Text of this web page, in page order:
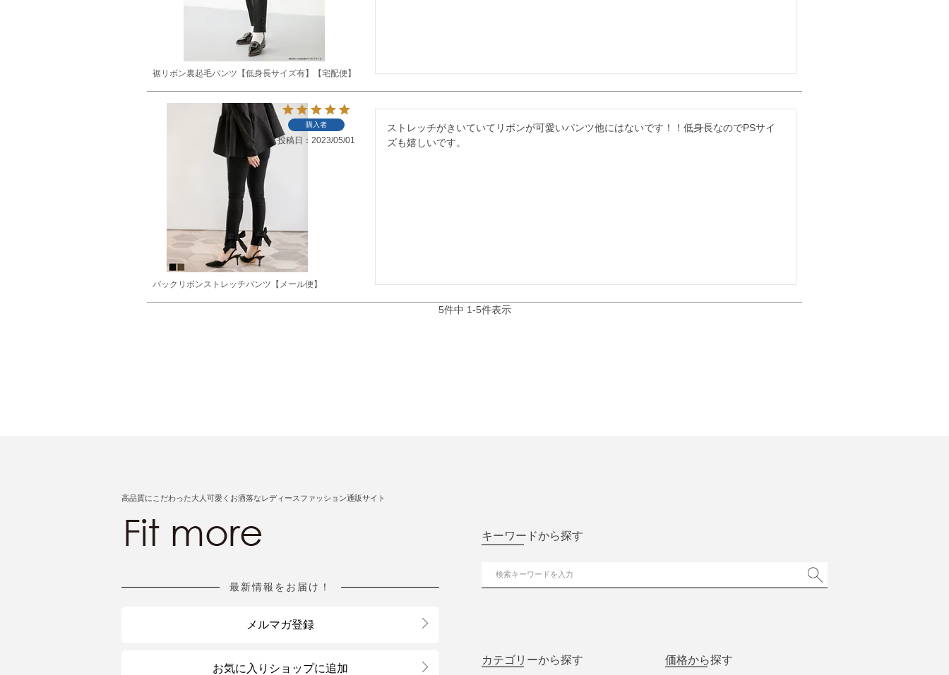
裾リボン裏起毛パンツ【低身長サイズ有】【宅配便】
バックリボンストレッチパンツ【メール便】
購入者
投稿日 2023/05/01
ストレッチがきいていてリボンが可愛いパンツ他にはないです！！低身長なのでPSサイ
ズも嬉しいです。
5件中 1-5件表示
高品質にこだわった大人可愛くお洒落なレディースファッション通販サイト
最新情報をお届け！
メルマガ登録
お気に入りショップに追加
キーワードから探す
カテゴリーから探す 価格から探す